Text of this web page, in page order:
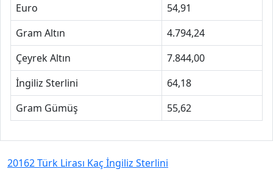
Euro
54,91
Gram Altın
4.794,24
Çeyrek Altın
7.844,00
İngiliz Sterlini
64,18
Gram Gümüş
55,62
20162 Türk Lirası Kaç İngiliz Sterlini